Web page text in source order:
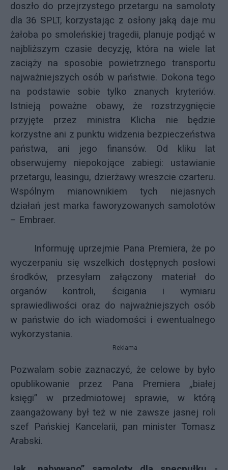
doszło do przejrzystego przetargu na samoloty
dla 36 SPLT, korzystając z osłony jaką daje mu
żałoba po smoleńskiej tragedii, planuje podjąć w
najbliższym czasie decyzję, która na wiele lat
zaciąży na sposobie powietrznego transportu
najważniejszych osób w państwie. Dokona tego
na podstawie sobie tylko znanych kryteriów.
Istnieją poważne obawy, że rozstrzygnięcie
przyjęte przez ministra Klicha nie będzie
korzystne ani z punktu widzenia bezpieczeństwa
państwa, ani jego finansów. Od kliku lat
obserwujemy niepokojące zabiegi: ustawianie
przetargu, leasingu, dzierżawy wreszcie czarteru.
Wspólnym mianownikiem tych niejasnych
działań jest marka faworyzowanych samolotów
– Embraer.
Informuję uprzejmie Pana Premiera, że po
wyczerpaniu się wszelkich dostępnych posłowi
środków, przesyłam załączony materiał do
organów kontroli, ścigania i wymiaru
sprawiedliwości oraz do najważniejszych osób
w państwie do ich wiadomości i ewentualnego
wykorzystania.
Reklama
Pozwalam sobie zaznaczyć, że celowe by było
opublikowanie przez Pana Premiera „białej
księgi” w przedmiotowej sprawie, w którą
zaangażowany był też w nie zawsze jasnej roli
szef Pańskiej Kancelarii, pan minister Tomasz
Arabski.